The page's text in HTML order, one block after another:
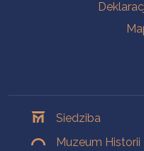
Siedziba
Muzeum Historii